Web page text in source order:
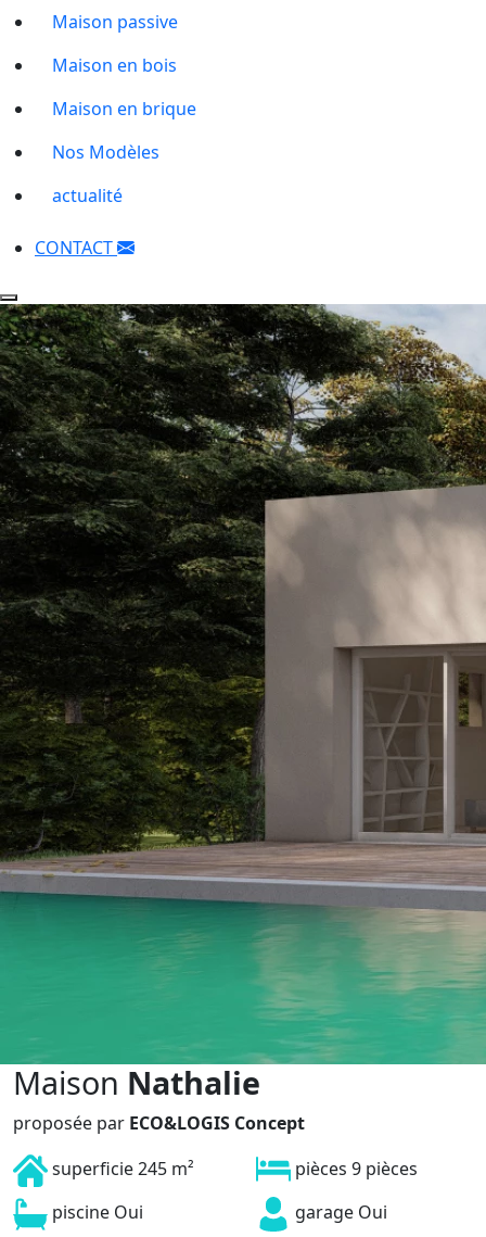
Maison passive
Maison en bois
Maison en brique
Nos Modèles
actualité
CONTACT
Maison Nathalie
proposée par ECO&LOGIS Concept
superficie245 m² pièces 9 pièces
piscine Oui garage Oui